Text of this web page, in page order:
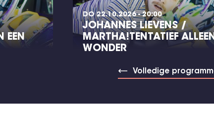
EEN
DO 22.10.2026 - 20:00
JOHANNES LIEVENS /
MARTHA!TENTATIEF
WONDER
Volledige